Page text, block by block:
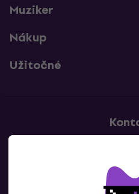
Muziker
Nákup
Užitočné